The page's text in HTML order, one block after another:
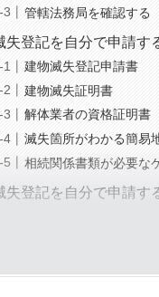
管轄法務局を確認する
失登記を自分で申請す
建物滅失登記申請書
建物滅失証明書
解体業者の資格証明書
滅失箇所がわかる簡易
相続関係書類が必要な
失登記を自分で申請す